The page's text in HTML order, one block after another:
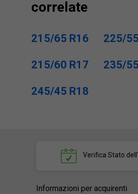
correlate
215/65 R16 225/
215/60 R17 235/
245/45 R18
Verifica Stato
Informazioni per acquirenti